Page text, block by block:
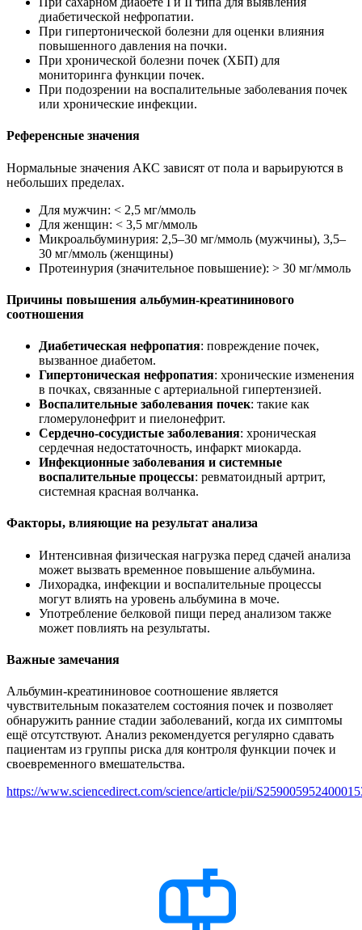
диабетической нефропатии.
При гипертонической болезни для оценки влияния
повышенного давления на почки.
При хронической болезни почек (ХБП) для
мониторинга функции почек.
При подозрении на воспалительные заболевания почек
или хронические инфекции.
Референсные значения
Нормальные значения АКС зависят от пола и варьируются в
небольших пределах.
Для мужчин: < 2,5 мг/ммоль
Для женщин: < 3,5 мг/ммоль
Микроальбуминурия: 2,5–30 мг/ммоль (мужчины), 3,5–
30 мг/ммоль (женщины)
Протеинурия (значительное повышение): > 30 мг/ммоль
Причины повышения альбумин-креатининового
соотношения
Диабетическая нефропатия: повреждение почек,
вызванное диабетом.
Гипертоническая нефропатия: хронические изменения
в почках, связанные с артериальной гипертензией.
Воспалительные заболевания почек: такие как
гломерулонефрит и пиелонефрит.
Сердечно-сосудистые заболевания: хроническая
сердечная недостаточность, инфаркт миокарда.
Инфекционные заболевания и системные
воспалительные процессы: ревматоидный артрит,
системная красная волчанка.
Факторы, влияющие на результат анализа
Интенсивная физическая нагрузка перед сдачей анализа
может вызвать временное повышение альбумина.
Лихорадка, инфекции и воспалительные процессы
могут влиять на уровень альбумина в моче.
Употребление белковой пищи перед анализом также
может повлиять на результаты.
Важные замечания
Альбумин-креатининовое соотношение является
чувствительным показателем состояния почек и позволяет
обнаружить ранние стадии заболеваний, когда их симптомы
ещё отсутствуют. Анализ рекомендуется регулярно сдавать
пациентам из группы риска для контроля функции почек и
своевременного вмешательства.
https://www.sciencedirect.com/science/article/pii/